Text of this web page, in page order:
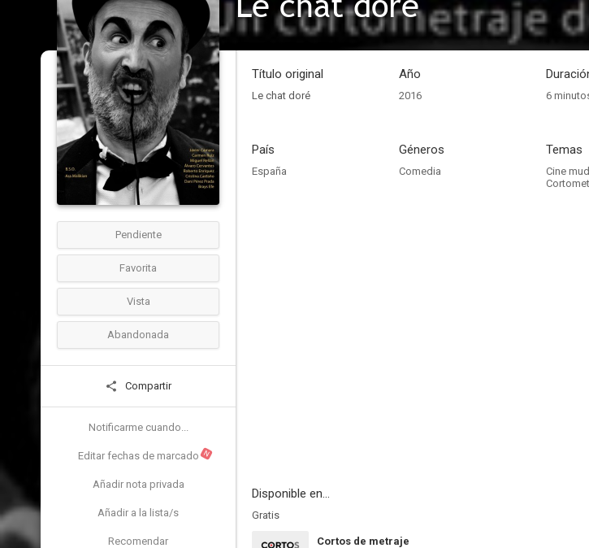
Pendiente
Favorita
Vista
Abandonada
Compartir
Notificarme cuando...
Editar fechas de marcado N
Añadir nota privada
Añadir a la lista/s
Recomendar
Título original
Le chat doré
Año
2016 6
País
España
Géneros
Comedia
Temas
Cine
Disponible en...
Gratis
Cortos de metraje